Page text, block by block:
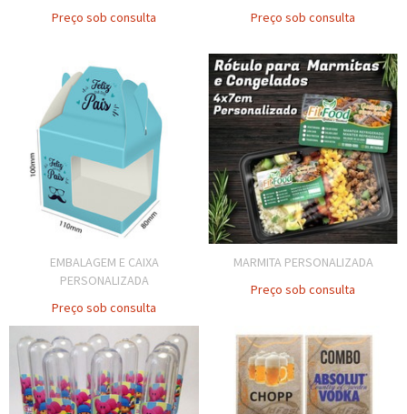
Preço sob consulta
Preço sob consulta
EMBALAGEM E CAIXA
PERSONALIZADA
Preço sob consulta
MARMITA PERSONALIZADA
Preço sob consulta